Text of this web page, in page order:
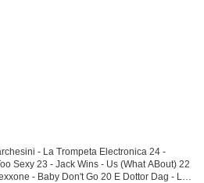
- La Trompeta Electronica 24 -
ABout) 22